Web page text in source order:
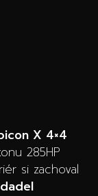
X 4×4
285HP
si zachoval